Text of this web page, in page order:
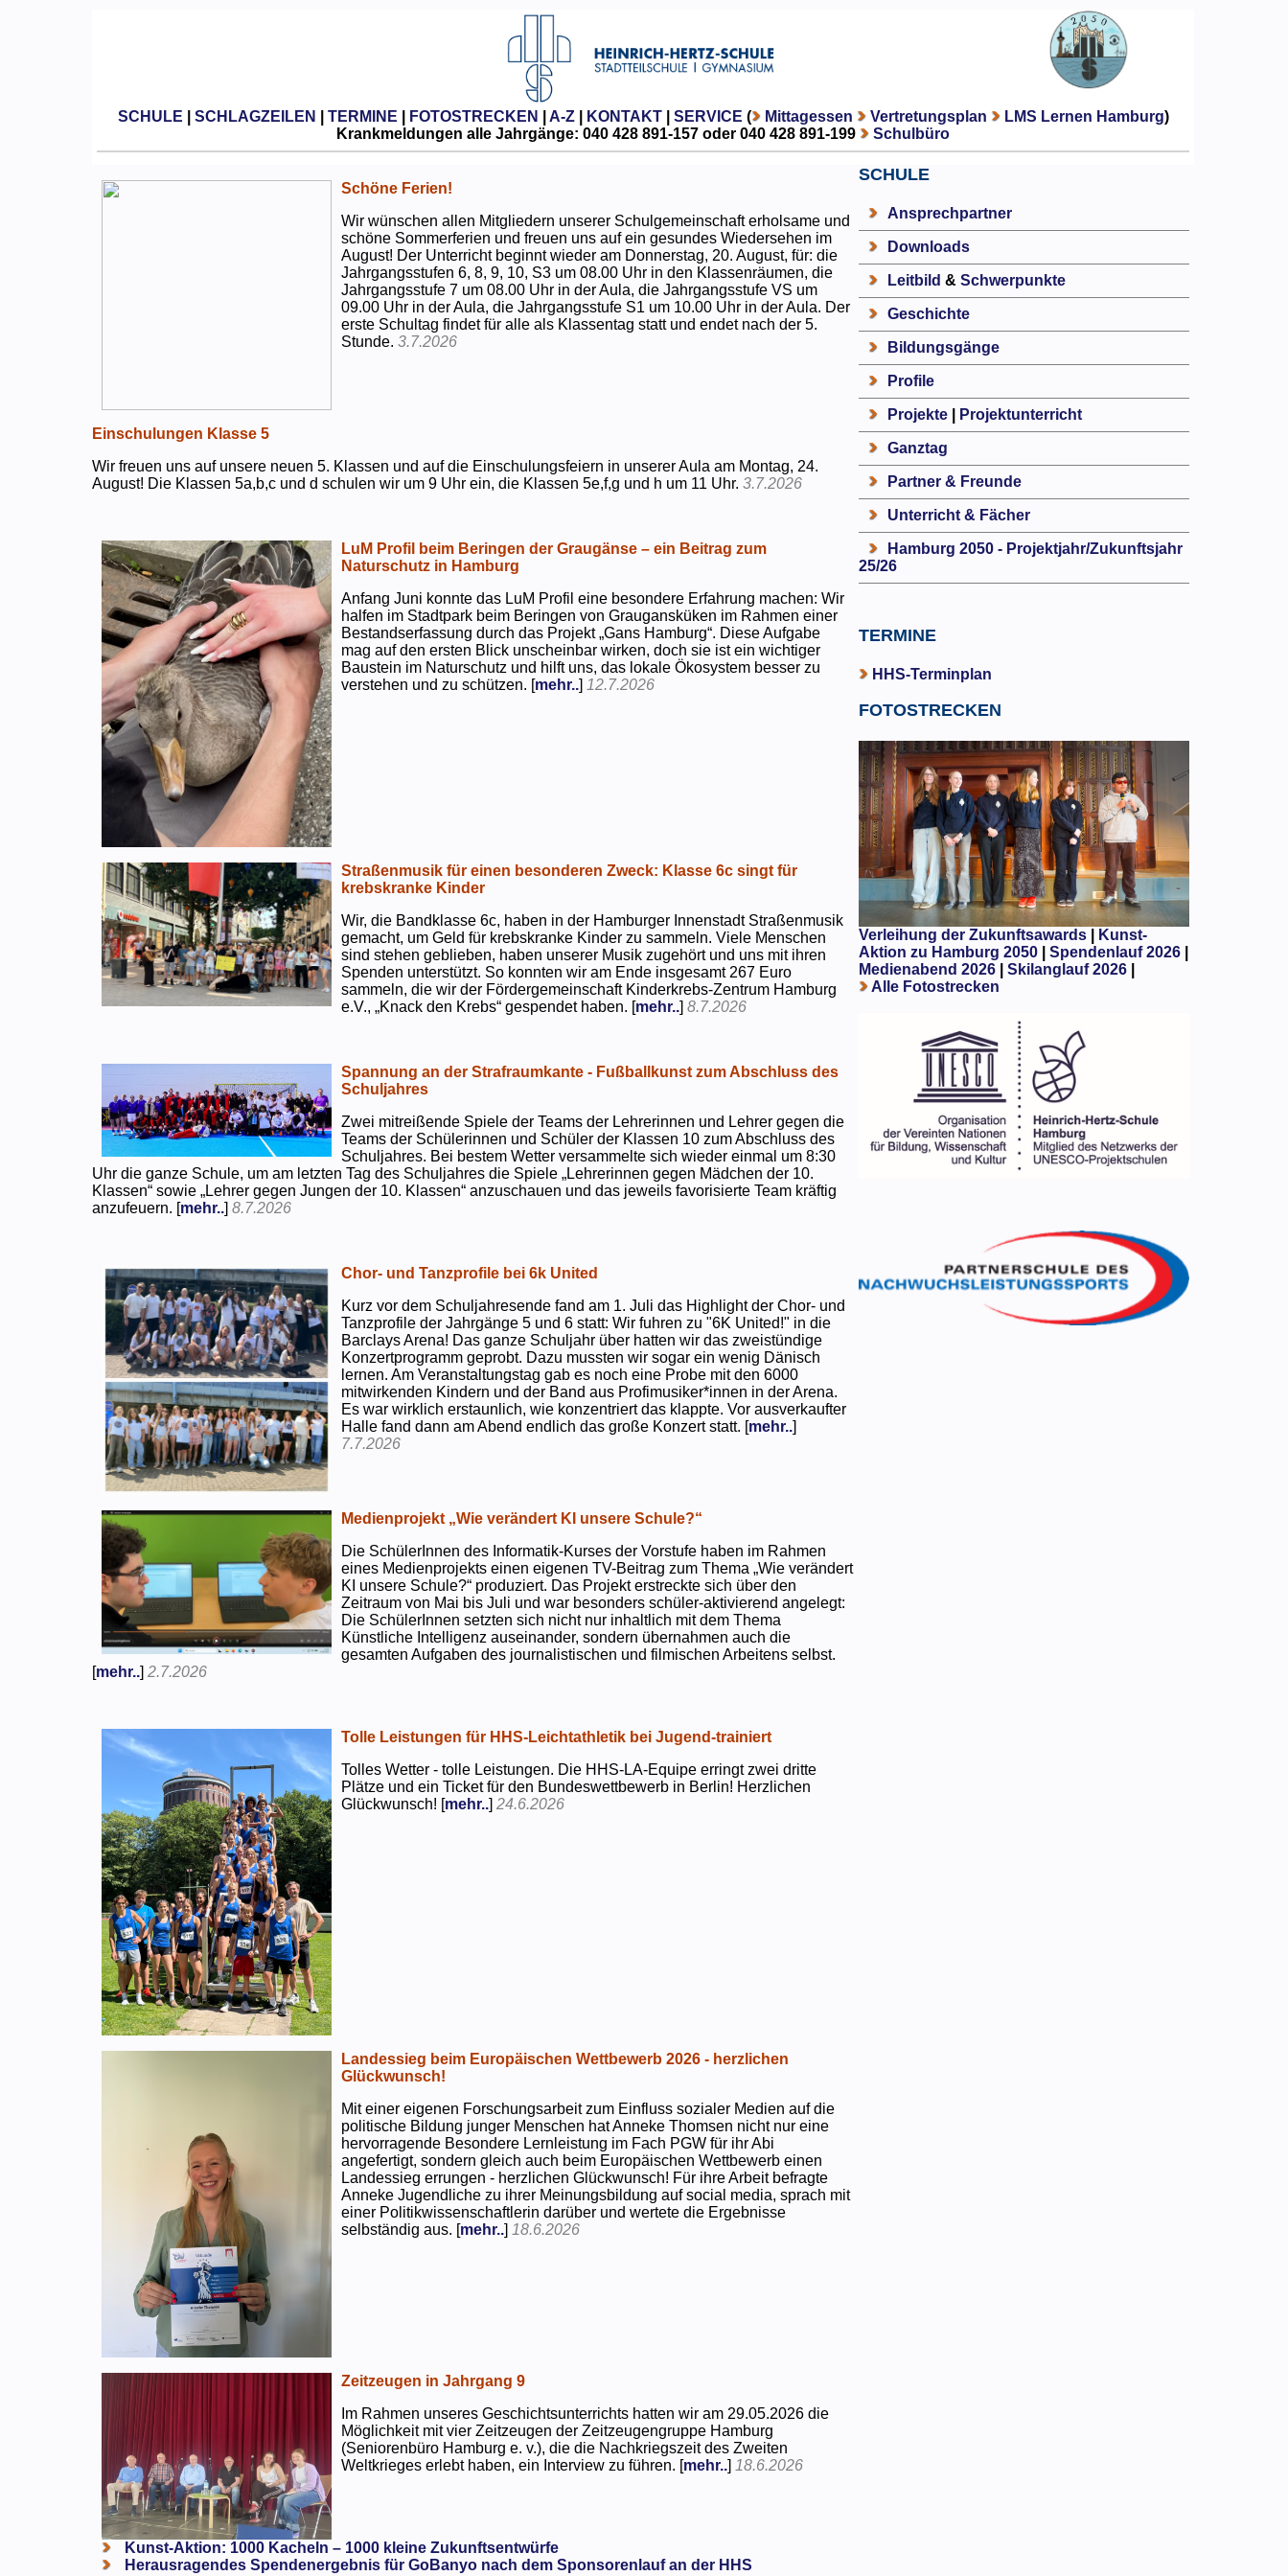
SCHULE SCHLAGZEILEN TERMINE FOTOSTRECKEN A-Z| KONTAKT| SERVICE ( Mittagessen Vertretungsplan LMS Lernen Hamburg)
Krankmeldungen alle Jahrgänge: 040 428 891-157 oder 040 428 891-199
Schulbüro
Schöne Ferien!
Wir wünschen allen Mitgliedern unserer Schulgemeinschaft erholsame und
schöne Sommerferien und freuen uns auf ein gesundes Wiedersehen im
August! Der Unterricht beginnt wieder am Donnerstag, 20. August, für: die
Jahrgangsstufen 6, 8, 9, 10, S3 um 08.00 Uhr in den Klassenräumen, die
Jahrgangsstufe 7 um 08.00 Uhr in der Aula, die Jahrgangsstufe VS um
09.00 Uhr in der Aula, die Jahrgangsstufe S1 um 10.00 Uhr in der Aula. Der
erste Schultag findet für alle als Klassentag statt und endet nach der 5.
Stunde.3.7.2026
Einschulungen Klasse 5
Wir freuen uns auf unsere neuen 5. Klassen und auf die Einschulungsfeiern in unserer Aula am Montag, 24.
August! Die Klassen 5a,b,c und d schulen wir um 9 Uhr ein, die Klassen 5e,f,g und h um 11 Uhr.3.7.2026
LuM Profil beim Beringen der Graugänse – ein Beitrag zum
Naturschutz in Hamburg
Anfang Juni konnte das LuM Profil eine besondere Erfahrung machen: Wir
halfen im Stadtpark beim Beringen von Graugansküken im Rahmen einer
Bestandserfassung durch das Projekt „Gans Hamburg“. Diese Aufgabe
mag auf den ersten Blick unscheinbar wirken, doch sie ist ein wichtiger
Baustein im Naturschutz und hilft uns, das lokale Ökosystem besser zu
verstehen und zu schützen. [mehr..] 12.7.2026
Straßenmusik für einen besonderen Zweck: Klasse 6c singt für
krebskranke Kinder
Wir, die Bandklasse 6c, haben in der Hamburger Innenstadt Straßenmusik
gemacht, um Geld für krebskranke Kinder zu sammeln. Viele Menschen
sind stehen geblieben, haben unserer Musik zugehört und uns mit ihren
Spenden unterstützt. So konnten wir am Ende insgesamt 267 Euro
sammeln, die wir der Fördergemeinschaft Kinderkrebs-Zentrum Hamburg
e.V., „Knack den Krebs“ gespendet haben. [mehr..]8.7.2026
Spannung an der Strafraumkante - Fußballkunst zum Abschluss des
Schuljahres
Zwei mitreißende Spiele der Teams der Lehrerinnen und Lehrer gegen die
Teams der Schülerinnen und Schüler der Klassen 10 zum Abschluss des
Schuljahres. Bei bestem Wetter versammelte sich wieder einmal um 8:30
Uhr die ganze Schule, um am letzten Tag des Schuljahres die Spiele „Lehrerinnen gegen Mädchen der 10.
Klassen“ sowie „Lehrer gegen Jungen der 10. Klassen“ anzuschauen und das jeweils favorisierte Team kräftig
anzufeuern. [mehr..]8.7.2026
Chor- und Tanzprofile bei 6k United
Kurz vor dem Schuljahresende fand am 1. Juli das Highlight der Chor- und
Tanzprofile der Jahrgänge 5 und 6 statt: Wir fuhren zu "6K United!" in die
Barclays Arena! Das ganze Schuljahr über hatten wir das zweistündige
Konzertprogramm geprobt. Dazu mussten wir sogar ein wenig Dänisch
lernen. Am Veranstaltungstag gab es noch eine Probe mit den 6000
mitwirkenden Kindern und der Band aus Profimusiker*innen in der Arena.
Es war wirklich erstaunlich, wie konzentriert das klappte. Vor ausverkaufter
Halle fand dann am Abend endlich das große Konzert statt. [mehr..]
7.7.2026
Medienprojekt „Wie verändert KI unsere Schule?“
Die SchülerInnen des Informatik-Kurses der Vorstufe haben im Rahmen
eines Medienprojekts einen eigenen TV-Beitrag zum Thema „Wie verändert
KI unsere Schule?“ produziert. Das Projekt erstreckte sich über den
Zeitraum von Mai bis Juli und war besonders schüler-aktivierend angelegt:
Die SchülerInnen setzten sich nicht nur inhaltlich mit dem Thema
Künstliche Intelligenz auseinander, sondern übernahmen auch die
gesamten Aufgaben des journalistischen und filmischen Arbeitens selbst.
[mehr..]2.7.2026
Tolle Leistungen für HHS-Leichtathletik bei Jugend-trainiert
Tolles Wetter - tolle Leistungen. Die HHS-LA-Equipe erringt zwei dritte
Plätze und ein Ticket für den Bundeswettbewerb in Berlin! Herzlichen
Glückwunsch! [mehr..]24.6.2026
Landessieg beim Europäischen Wettbewerb 2026 - herzlichen
Glückwunsch!
Mit einer eigenen Forschungsarbeit zum Einfluss sozialer Medien auf die
politische Bildung junger Menschen hat Anneke Thomsen nicht nur eine
hervorragende Besondere Lernleistung im Fach PGW für ihr Abi
angefertigt, sondern gleich auch beim Europäischen Wettbewerb einen
Landessieg errungen - herzlichen Glückwunsch! Für ihre Arbeit befragte
Anneke Jugendliche zu ihrer Meinungsbildung auf social media, sprach mit
einer Politikwissenschaftlerin darüber und wertete die Ergebnisse
selbständig aus. [mehr..] 18.6.2026
Zeitzeugen in Jahrgang 9
Im Rahmen unseres Geschichtsunterrichts hatten wir am 29.05.2026 die
Möglichkeit mit vier Zeitzeugen der Zeitzeugengruppe Hamburg
(Seniorenbüro Hamburg e. v.), die die Nachkriegszeit des Zweiten
Weltkrieges erlebt haben, ein Interview zu führen. [mehr..] 18.6.2026
Kunst-Aktion: 1000 Kacheln – 1000 kleine Zukunftsentwürfe
Herausragendes Spendenergebnis für GoBanyo nach dem Sponsorenlauf an der HHS
SCHULE
Ansprechpartner
Downloads
Leitbild & Schwerpunkte
Geschichte
Bildungsgänge
Profile
Projekte| Projektunterricht
Ganztag
Partner & Freunde
Unterricht & Fächer
Hamburg 2050 - Projektjahr/Zukunftsjahr
25/26
TERMINE
HHS-Terminplan
FOTOSTRECKEN
Verleihung der Zukunftsawards|
Kunst-
Aktion zu Hamburg 2050
Spendenlauf 2026|
Medienabend 2026| Skilanglauf 2026|
Alle Fotostrecken